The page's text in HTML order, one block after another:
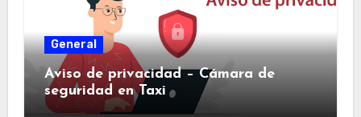
General
Aviso de privacidad – Cámara de
seguridad en Taxi